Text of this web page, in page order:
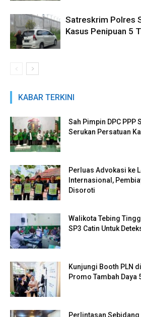
Satreskrim Polres
Kasus Penipuan 5
KABAR TERKINI
Sah Pimpin DPC PPP
Serukan Persatuan
Perluas Advokasi ke
Internasional,
Disoroti
Walikota Tebing
SP3 Catin Untuk
Kunjungi Booth PLN
Promo Tambah Daya
Perlintasan Sebidang